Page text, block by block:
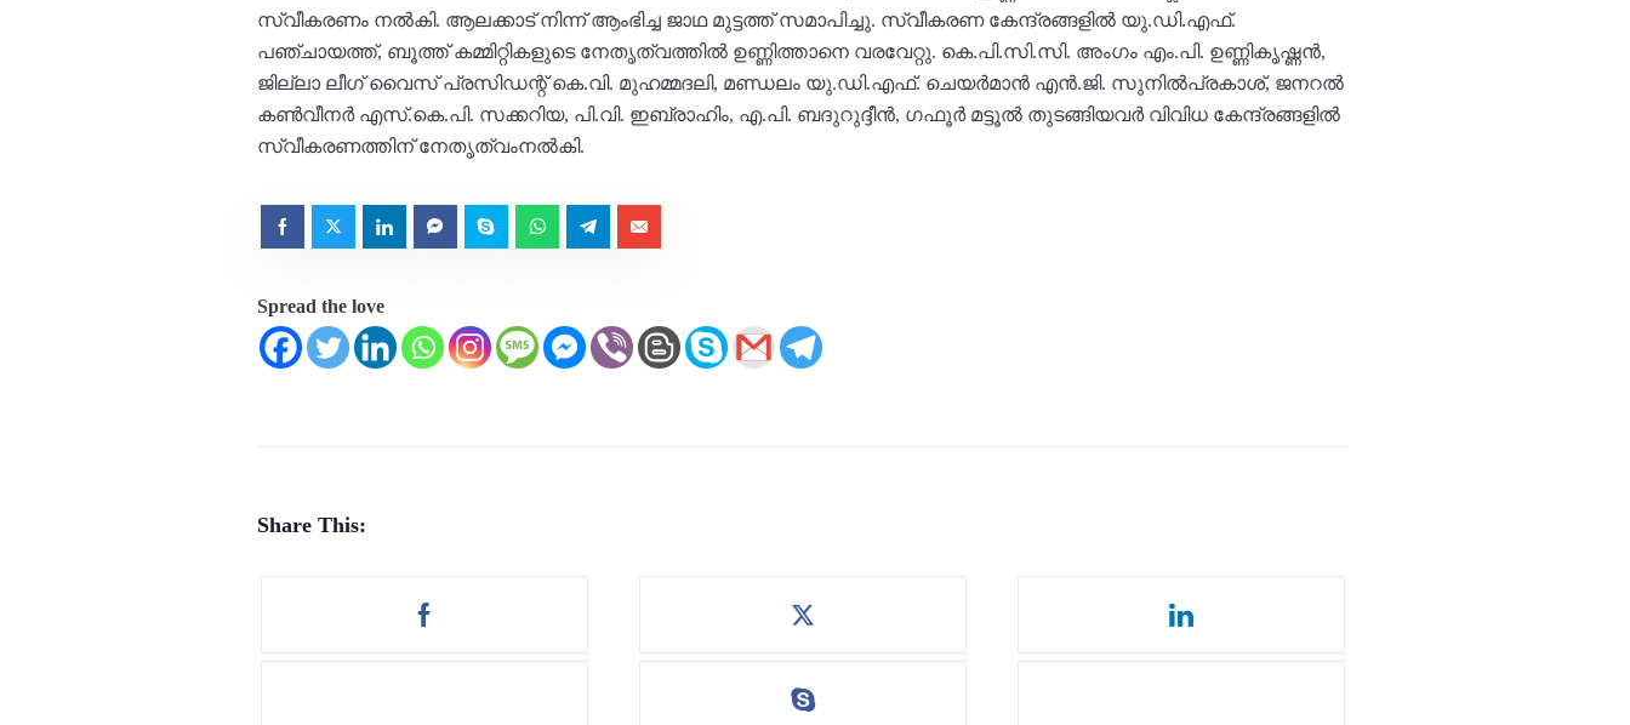
സ്വീകരണം നൽകി. ആലക്കാട് നിന്ന് ആംഭിച്ച ജാഥ മുട്ടത്ത് സമാപിച്ചു. സ്വീകരണ കേന്ദ്രങ്ങളിൽ യു.ഡി.എഫ്.
പഞ്ചായത്ത്, ബൂത്ത് കമ്മിറ്റികളുടെ നേതൃത്വത്തിൽ ഉണ്ണിത്താനെ വരവേറ്റു. കെ.പി.സി.സി. അംഗം എം.പി. ഉണ്ണികൃഷ്ണൻ,
ജില്ലാ ലീഗ് വൈസ് പ്രസിഡന്റ് കെ.വി. മുഹമ്മദലി, മണ്ഡലം യു.ഡി.എഫ്. ചെയർമാൻ എൻ.ജി. സുനിൽപ്രകാശ്, ജനറൽ
കൺവീനർ എസ്.കെ.പി. സക്കറിയ, പി.വി. ഇബ്രാഹിം, എ.പി. ബദുറുദ്ദീൻ, ഗഫൂർ മട്ടൂൽ തുടങ്ങിയവർ വിവിധ കേന്ദ്രങ്ങളിൽ
സ്വീകരണത്തിന് നേതൃത്വംനൽകി.
Spread the love
Share This: